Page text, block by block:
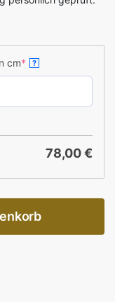
cm* ?
78,00€